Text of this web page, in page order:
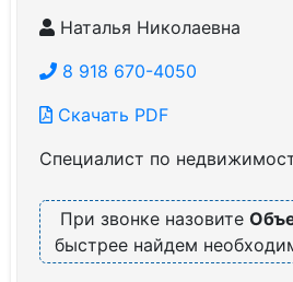
Наталья Николаевна
8 918 670-4050
Скачать PDF
Специалист по
При звонке назовите
быстрее найдем